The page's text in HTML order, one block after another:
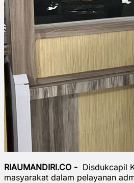
RIAUMANDIRI.CO - Disdukcapil
masyarakat dalam pelayanan